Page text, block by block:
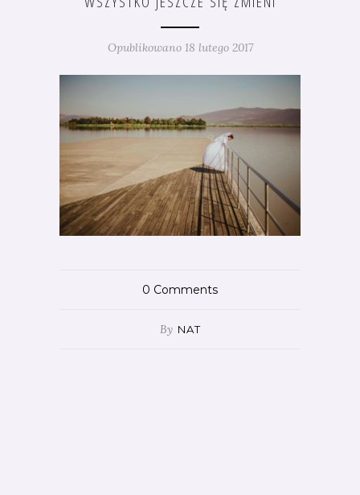
Opublikowano 18 lutego 2017
0 Comments
By NAT